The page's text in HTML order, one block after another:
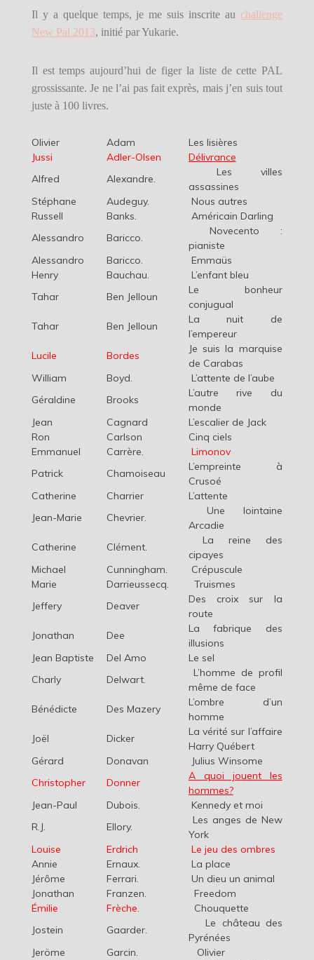
Il y a quelque temps, je me suis inscrite au challenge
New Pal 2013, initié par Yukarie.
Il est temps aujourd’hui de figer la liste de cette PAL
grossissante. Je ne l’ai pas fait exprès, mais j’en suis tout
juste à 100 livres.
Olivier Adam
Les lisières
Jussi
Adler-Olsen
Délivrance
Alfred
Alexandre.
Les villes
assassines
Stéphane
Audeguy.
Nous autres
Russell
Banks.
Américain Darling
Alessandro
Baricco.
Novecento :
pianiste
Alessandro
Baricco.
Emmaüs
Henry
Bauchau.
L’enfant bleu
Tahar
Ben Jelloun
Le bonheur
conjugual
Tahar
Ben Jelloun
La nuit de
l’empereur
Lucile
Bordes
Je suis la marquise
de Carabas
William
Boyd.
L’attente de l’aube
Géraldine
Brooks
L’autre rive du
monde
Jean
Cagnard
L’escalier de Jack
Ron
Carlson
Cinq ciels
Emmanuel
Carrère.
Limonov
Patrick
Chamoiseau
L’empreinte à
Crusoé
Catherine
Charrier
L’attente
Jean-Marie
Chevrier.
Une lointaine
Arcadie
Catherine
Clément.
La reine des
cipayes
Michael
Cunningham.
Crépuscule
Marie
Darrieussecq.
Truismes
Jeffery
Deaver
Des croix sur la
route
Jonathan
Dee
La fabrique des
illusions
Jean Baptiste
Del Amo
Le sel
Charly
Delwart.
L’homme de profil
même de face
Bénédicte
Des Mazery
L’ombre d’un
homme
Joël
Dicker
La vérité sur l’affaire
Harry Québert
Gérard
Donavan
Julius Winsome
Christopher
Donner
A quoi jouent les
hommes?
Jean-Paul
Dubois.
Kennedy et moi
R.J.
Ellory.
Les anges de New
York
Louise
Erdrich
Le jeu des ombres
Annie
Ernaux.
La place
Jérôme
Ferrari.
Un dieu un animal
Jonathan
Franzen.
Freedom
Émilie
Frèche.
Chouquette
Jostein
Gaarder.
Le château des
Pyrénées
Jeröme
Garcin.
Olivier